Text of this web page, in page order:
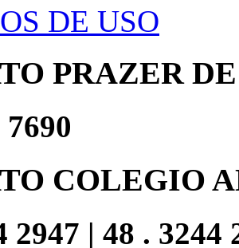
DE USO
PRAZER
COLEGIO
2947 | 48 . 3244